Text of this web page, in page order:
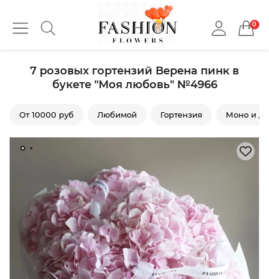
0
7 розовых гортензий Верена пинк в
букете "Моя любовь" №4966
От 10000 руб Любимой Гортензия Моно и